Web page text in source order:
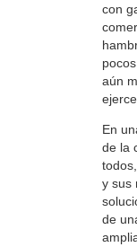
con
aún
En
de la
y sus
de